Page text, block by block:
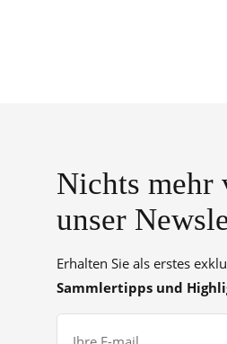
Nichts mehr
unser
Erhalten Sie als erstes
Sammlertipps und